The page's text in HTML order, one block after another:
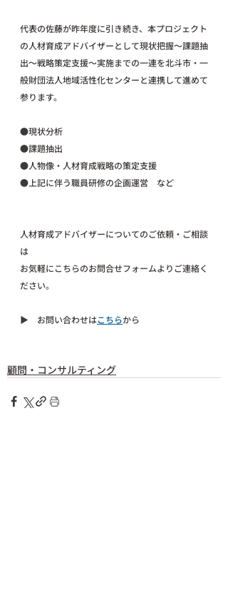
代表の佐藤が昨年度に引き続き、本プロジェクト
の人材育成アドバイザーとして現状把握〜課題抽
出〜戦略策定支援〜実施までの一連を北斗市・一
般財団法人地域活性化センターと連携して進めて
参ります。
●現状分析
●課題抽出
●人物像・人材育成戦略の策定支援
●上記に伴う職員研修の企画運営　など
人材育成アドバイザーについてのご依頼・ご相談
は
お気軽にこちらのお問合せフォームよりご連絡く
ださい。
▶︎　お問い合わせはこちらから
顧問・コンサルティング